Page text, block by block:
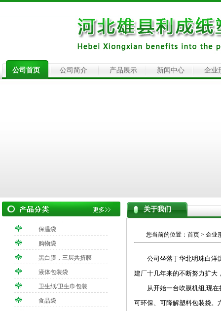
公司首页 公司简介 产品展示 新闻中心 企业
保温袋
购物袋
黑白膜，三层共挤膜
液体包装袋
卫生纸/卫生巾包装
食品袋
关于我们
您当前的位置：首页 > 企业
公司坐落于华北明珠白洋淀
建厂十几年来的不断努力扩
从开始一台吹膜机组,现在
可环保、可降解塑料包装袋。